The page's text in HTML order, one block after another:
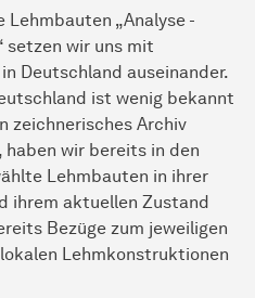
„Analyse -
setzen wir uns mit
Deutschland auseinander.
ist wenig bekannt
zeichnerisches Archiv
wir bereits in den
Lehmbauten in ihrer
ihrem aktuellen Zustand
Bezüge zum jeweiligen
Lehmkonstruktionen